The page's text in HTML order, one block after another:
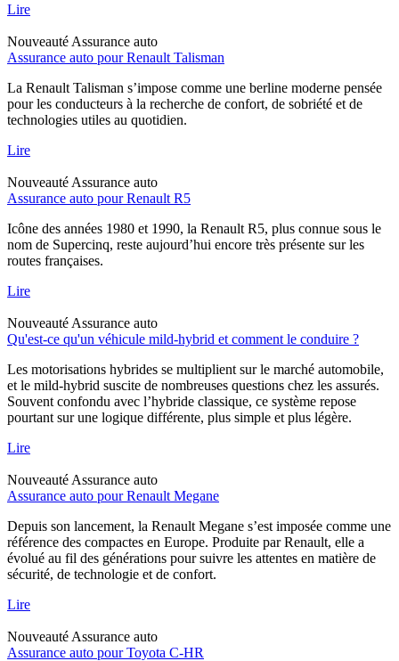
Lire
Nouveauté Assurance auto
Assurance auto pour Renault Talisman
La Renault Talisman s’impose comme une berline moderne pensée
pour les conducteurs à la recherche de confort, de sobriété et de
technologies utiles au quotidien.
Lire
Nouveauté Assurance auto
Assurance auto pour Renault R5
Icône des années 1980 et 1990, la Renault R5, plus connue sous le
nom de Supercinq, reste aujourd’hui encore très présente sur les
routes françaises.
Lire
Nouveauté Assurance auto
Qu'est-ce qu'un véhicule mild-hybrid et comment le conduire ?
Les motorisations hybrides se multiplient sur le marché automobile,
et le mild-hybrid suscite de nombreuses questions chez les assurés.
Souvent confondu avec l’hybride classique, ce système repose
pourtant sur une logique différente, plus simple et plus légère.
Lire
Nouveauté Assurance auto
Assurance auto pour Renault Megane
Depuis son lancement, la Renault Megane s’est imposée comme une
référence des compactes en Europe. Produite par Renault, elle a
évolué au fil des générations pour suivre les attentes en matière de
sécurité, de technologie et de confort.
Lire
Nouveauté Assurance auto
Assurance auto pour Toyota C-HR